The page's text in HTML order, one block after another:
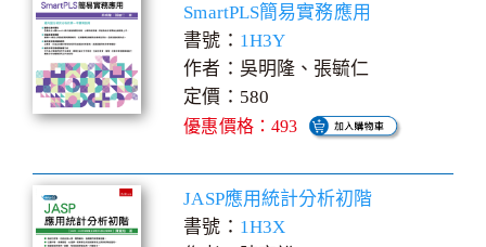
SmartPLS簡易實務應用
書號： 1H3Y
作者：吳明隆、張毓仁
定價：580
優惠價格：493
JASP應用統計分析初階
書號： 1H3X